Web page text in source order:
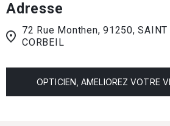
Adresse
72 Rue Monthen, 91250, SAINT
CORBEIL
OPTICIEN, AMELIOREZ VOTRE